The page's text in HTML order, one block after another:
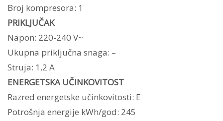
Broj kompresora: 1
PRIKLJUČAK
Napon: 220-240 V~
Ukupna priključna snaga: –
Struja: 1,2 A
ENERGETSKA UČINKOVITOST
Razred energetske učinkovitosti: E
Potrošnja energije kWh/god: 245